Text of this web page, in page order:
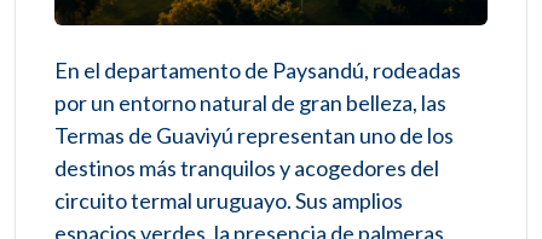
En el departamento de Paysandú, rodeadas
por un entorno natural de gran belleza, las
Termas de Guaviyú representan uno de los
destinos más tranquilos y acogedores del
circuito termal uruguayo. Sus amplios
espacios verdes, la presencia de palmeras